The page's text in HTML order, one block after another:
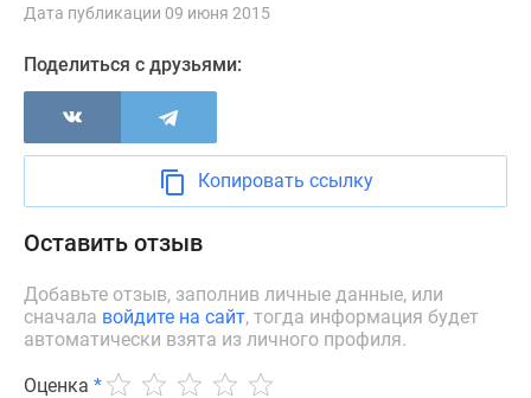
Аналитика
Покупателю
Экспертиза
новостроек
Эксперты
авторы
Контакты
Реклама
сайте
Дата публикации 09 июня 2015
Поделиться с друзьями:
Копировать ссылку
Оставить отзыв
Добавьте отзыв, заполнив личные данные, или
сначала войдите на сайт, тогда информация будет
автоматически взята из личного профиля.
Оценка *